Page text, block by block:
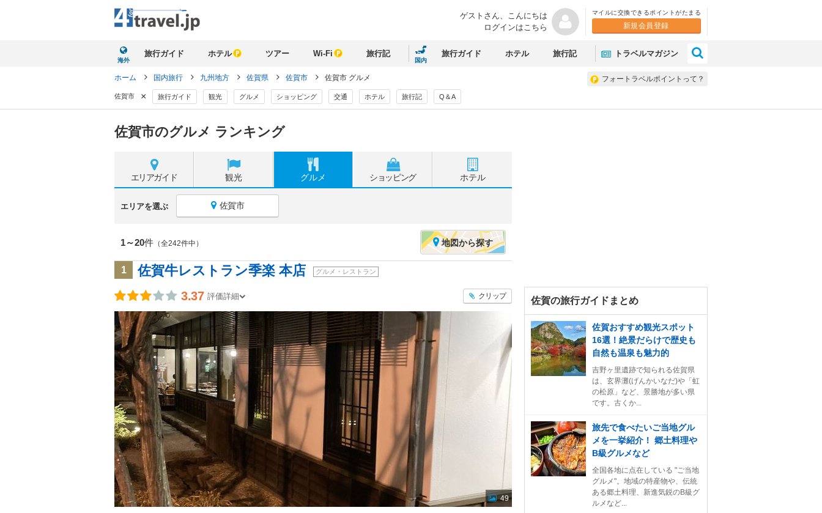
ゲストさん、 こんにちは
ログインはこちら
マイルに交換できるポイントがたまる
新規会員登録
海外
旅行ガイド ホテル ツアー Wi-Fi 旅行記
国内
旅行ガイド ホテル 旅行記 トラベルマガジン
フォートラベルポイントって？
ホーム 国内旅行 九州地方 佐賀県 佐賀市 佐賀市 グルメ
佐賀市 × 旅行ガイド 観光 グルメ ショッピング 交通 ホテル 旅行記 Q＆A
佐賀市のグルメ ランキング
エリアガイド 観光 グルメ ショッピング ホテル
エリアを選ぶ 佐賀市
1～20件 （全242件中） 地図から探す
1 佐賀牛レストラン季楽 本店 グルメ・レストラン
3.37 評価詳細 クリップ
49
佐賀の旅行ガイドまとめ
佐賀おすすめ観光スポット
16選！絶景だらけで歴史も
自然も温泉も魅力的
吉野ヶ里遺跡で知られる佐賀県
は、玄界灘(げんかいなだ)や「虹
の松原」など、景勝地が多い県
です。古くか...
旅先で食べたいご当地グル
メを一挙紹介！ 郷土料理や
B級グルメなど
全国各地に点在している "ご当地
グルメ"。地域の特産物や、伝統
ある郷土料理、新進気鋭のB級グ
ルメなど...